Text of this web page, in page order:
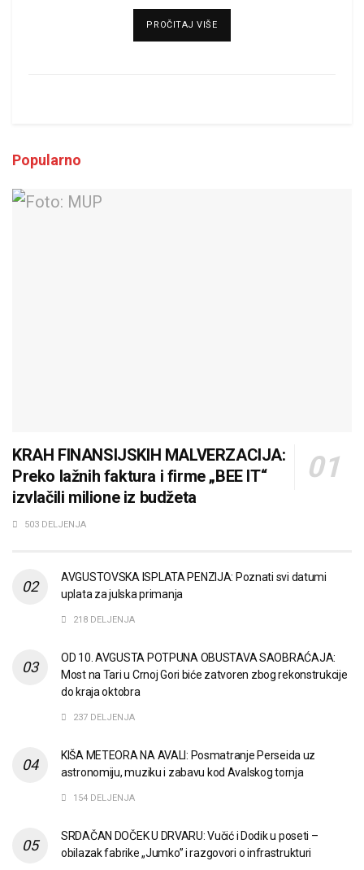
PROČITAJ VIŠEDETAILS
Popularno
KRAH FINANSIJSKIH MALVERZACIJA:
Preko lažnih faktura i firme „BEE IT“
izvlačili milione iz budžeta
503 DELJENJA
AVGUSTOVSKA ISPLATA PENZIJA: Poznati svi datumi
uplata za julska primanja
218 DELJENJA
OD 10. AVGUSTA POTPUNA OBUSTAVA SAOBRAĆAJA:
Most na Tari u Crnoj Gori biće zatvoren zbog rekonstrukcije
do kraja oktobra
237 DELJENJA
KIŠA METEORA NA AVALI: Posmatranje Perseida uz
astronomiju, muziku i zabavu kod Avalskog tornja
154 DELJENJA
SRDAČAN DOČEK U DRVARU: Vučić i Dodik u poseti –
obilazak fabrike „Jumko” i razgovori o infrastrukturi